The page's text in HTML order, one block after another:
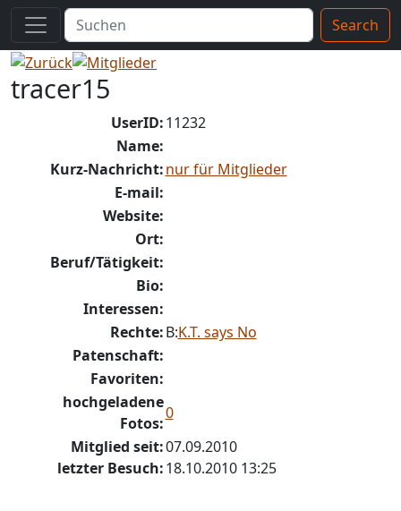
Search
tracer15
UserID:11232
Name:
Kurz-Nachricht:nur für Mitglieder
E-mail:
Website:
Ort:
Beruf/Tätigkeit:
Bio:
Interessen:
Rechte:B:K.T. says No
Patenschaft:
Favoriten:
hochgeladene
Fotos:
0
Mitglied seit:
letzter Besuch:
07.09.2010
18.10.2010 13:25